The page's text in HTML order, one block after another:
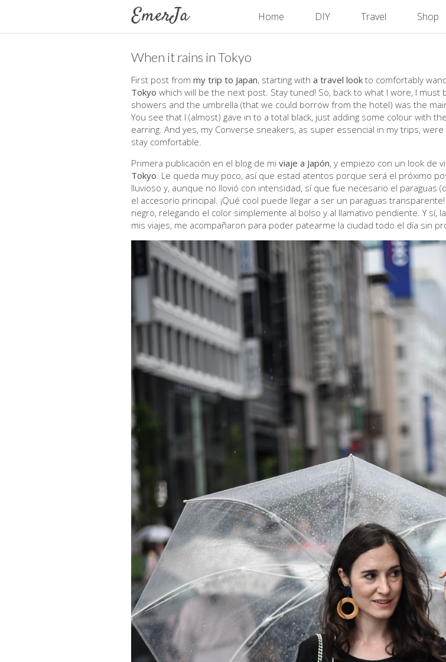
Home DIY Travel Shop
When it rains in Tokyo
First post from my trip to Japan, starting with a travel look to comfortably
Tokyo which will be the next post. Stay tuned! So, back to what I wore, I must
showers and the umbrella (that we could borrow from the hotel) was the
You see that I (almost) gave in to a total black, just adding some colour with
earring. And yes, my Converse sneakers, as super essencial in my trips,
stay comfortable.
Primera publicación en el blog de mi viaje a Japón, y empiezo con un look de
Tokyo. Le queda muy poco, así que estad atentos porque será el próximo
lluvioso y, aunque no llovió con intensidad, sí que fue necesario el
el accesorio principal. ¡Qué cool puede llegar a ser un paraguas
negro, relegando el color simplemente al bolso y al llamativo pendiente. Y sí,
mis viajes, me acompañaron para poder patearme la ciudad todo el día sin